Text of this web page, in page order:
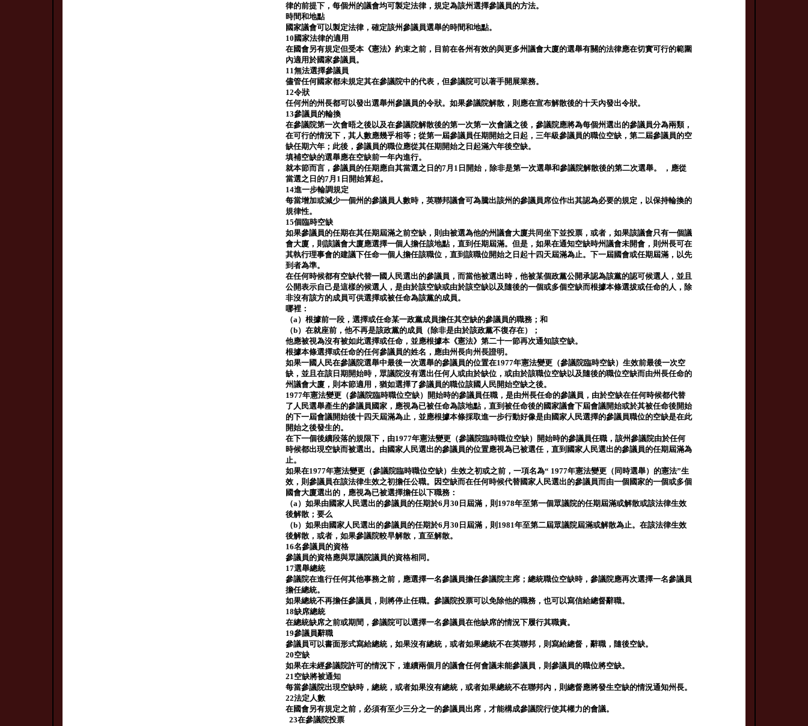
律的前提下，每個州的議會均可製定法律，規定為該州選擇參議員的方法。
時間和地點
國家議會可以製定法律，確定該州參議員選舉的時間和地點。
10國家法律的適用
在國會另有規定但受本《憲法》約束之前，目前在各州有效的與更多州議會大廈的選舉有關的法律應在切實可行的範圍
內適用於國家參議員。
11無法選擇參議員
儘管任何國家都未規定其在參議院中的代表，但參議院可以著手開展業務。
12令狀
任何州的州長都可以發出選舉州參議員的令狀。如果參議院解散，則應在宣布解散後的十天內發出令狀。
13參議員的輪換
在參議院第一次會晤之後以及在參議院解散後的第一次第一次會議之後，參議院應將為每個州選出的參議員分為兩類，
在可行的情況下，其人數應幾乎相等；從第一屆參議員任期開始之日起，三年級參議員的職位空缺，第二屆參議員的空
缺任期六年；此後，參議員的職位應從其任期開始之日起滿六年後空缺。
填補空缺的選舉應在空缺前一年內進行。
就本節而言，參議員的任期應自其當選之日的7月1日開始，除非是第一次選舉和參議院解散後的第二次選舉。 ，應從
當選之日的7月1日開始算起。
14進一步輪調規定
每當增加或減少一個州的參議員人數時，英聯邦議會可為騰出該州的參議員席位作出其認為必要的規定，以保持輪換的
規律性。
15個臨時空缺
如果參議員的任期在其任期屆滿之前空缺，則由被選為他的州議會大廈共同坐下並投票，或者，如果該議會只有一個議
會大廈，則該議會大廈應選擇一個人擔任該地點，直到任期屆滿。但是，如果在通知空缺時州議會未開會，則州長可在
其執行理事會的建議下任命一個人擔任該職位，直到該職位開始之日起十四天屆滿為止。下一屆國會或任期屆滿，以先
到者為準。
在任何時候都有空缺代替一國人民選出的參議員，而當他被選出時，他被某個政黨公開承認為該黨的認可候選人，並且
公開表示自己是這樣的候選人，是由於該空缺或由於該空缺以及隨後的一個或多個空缺而根據本條選拔或任命的人，除
非沒有該方的成員可供選擇或被任命為該黨的成員。
哪裡：
（a）根據前一段，選擇或任命某一政黨成員擔任其空缺的參議員的職務；和
（b）在就座前，他不再是該政黨的成員（除非是由於該政黨不復存在）；
他應被視為沒有被如此選擇或任命，並應根據本《憲法》第二十一節再次通知該空缺。
根據本條選擇或任命的任何參議員的姓名，應由州長向州長證明。
如果一國人民在參議院選舉中最後一次選舉的參議員的位置在1977年憲法變更（參議院臨時空缺）生效前最後一次空
缺，並且在該日期開始時，眾議院沒有選出任何人或由於缺位，或由於該職位空缺以及隨後的職位空缺而由州長任命的
州議會大廈，則本節適用，猶如選擇了參議員的職位該國人民開始空缺之後。
1977年憲法變更（參議院臨時職位空缺）開始時的參議員任職，是由州長任命的參議員，由於空缺在任何時候都代替
了人民選舉產生的參議員國家，應視為已被任命為該地點，直到被任命後的國家議會下屆會議開始或於其被任命後開始
的下一屆會議開始後十四天屆滿為止，並應根據本條採取進一步行動好像是由國家人民選擇的參議員職位的空缺是在此
開始之後發生的。
在下一個後續段落的規限下，由1977年憲法變更（參議院臨時職位空缺）開始時的參議員任職，該州參議院由於任何
時候都出現空缺而被選出。由國家人民選出的參議員的位置應視為已被選任，直到國家人民選出的參議員的任期屆滿為
止。
如果在1977年憲法變更（參議院臨時職位空缺）生效之初或之前，一項名為“ 1977年憲法變更（同時選舉）的憲法”生
效，則參議員在該法律生效之初擔任公職。因空缺而在任何時候代替國家人民選出的參議員而由一個國家的一個或多個
國會大廈選出的，應視為已被選擇擔任以下職務：
（a）如果由國家人民選出的參議員的任期於6月30日屆滿，則1978年至第一個眾議院的任期屆滿或解散或該法律生效
後解散；要么
（b）如果由國家人民選出的參議員的任期於6月30日屆滿，則1981年至第二屆眾議院屆滿或解散為止。在該法律生效
後解散，或者，如果參議院較早解散，直至解散。
16名參議員的資格
參議員的資格應與眾議院議員的資格相同。
17選舉總統
參議院在進行任何其他事務之前，應選擇一名參議員擔任參議院主席；總統職位空缺時，參議院應再次選擇一名參議員
擔任總統。
如果總統不再擔任參議員，則將停止任職。參議院投票可以免除他的職務，也可以寫信給總督辭職。
18缺席總統
在總統缺席之前或期間，參議院可以選擇一名參議員在他缺席的情況下履行其職責。
19參議員辭職
參議員可以書面形式寫給總統，如果沒有總統，或者如果總統不在英聯邦，則寫給總督，辭職，隨後空缺。
20空缺
如果在未經參議院許可的情況下，連續兩個月的議會任何會議未能參議員，則參議員的職位將空缺。
21空缺將被通知
每當參議院出現空缺時，總統，或者如果沒有總統，或者如果總統不在聯邦內，則總督應將發生空缺的情況通知州長。
22法定人數
在國會另有規定之前，必須有至少三分之一的參議員出席，才能構成參議院行使其權力的會議。
23在參議院投票